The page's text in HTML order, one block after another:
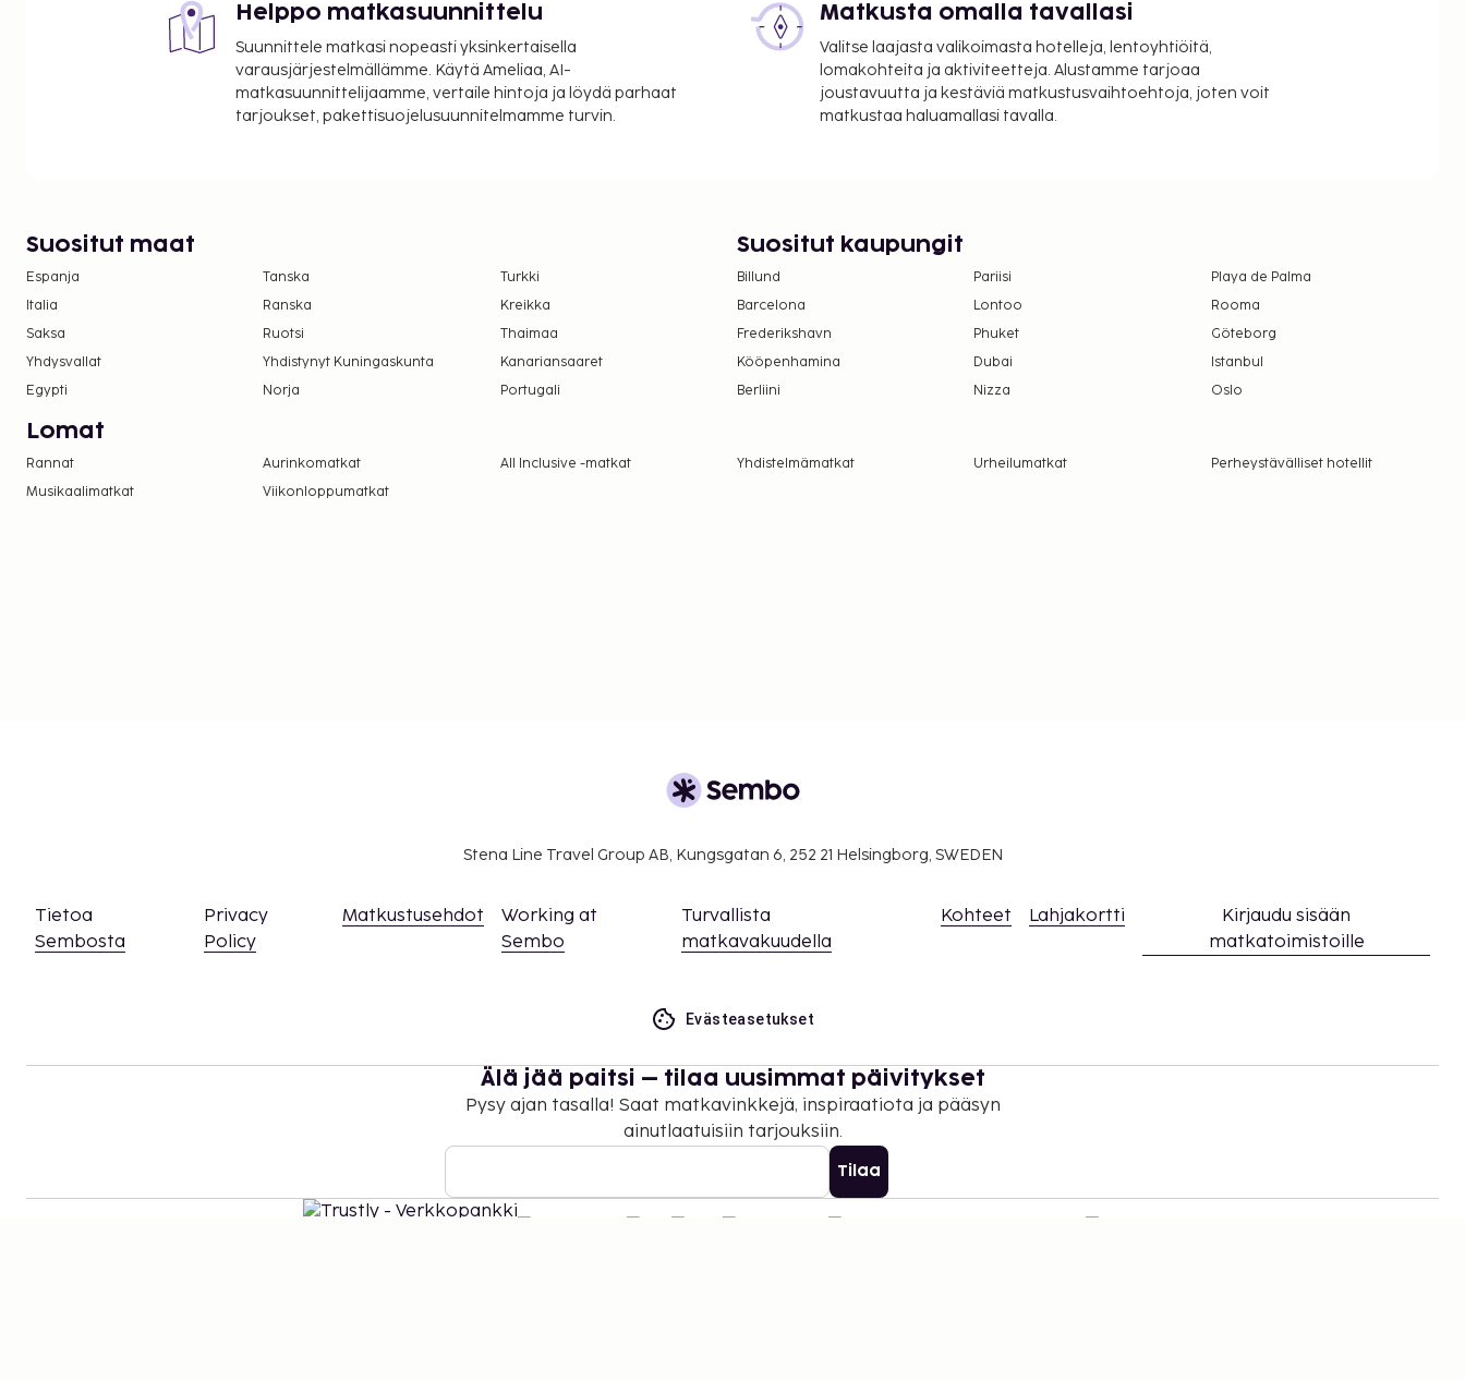
Helppo matkasuunnittelu
Suunnittele matkasi nopeasti yksinkertaisella
varausjärjestelmällämme. Käytä Ameliaa, AI-
matkasuunnittelijaamme, vertaile hintoja ja löydä parhaat
tarjoukset, pakettisuojelusuunnitelmamme turvin.
Matkusta omalla tavallasi
Valitse laajasta valikoimasta hotelleja, lentoyhtiöitä,
lomakohteita ja aktiviteetteja. Alustamme tarjoaa
joustavuutta ja kestäviä matkustusvaihtoehtoja, joten voit
matkustaa haluamallasi tavalla.
Suositut maat
Espanja Tanska
Turkki
Italia
Ranska
Kreikka
Saksa
Ruotsi
Thaimaa
Yhdysvallat
Yhdistynyt Kuningaskunta
Kanariansaaret
Egypti
Norja Portugali
Suositut kaupungit
Billund Pariisi
Playa de Palma
Barcelona
Lontoo
Rooma
Frederikshavn
Phuket
Göteborg
Kööpenhamina
Dubai
Istanbul
Berliini
Nizza Oslo
Lomat
Rannat Aurinkomatkat All Inclusive -matkat Yhdistelmämatkat Urheilumatkat
Perheystävälliset hotellit
Musikaalimatkat
Viikonloppumatkat
Stena Line Travel Group AB, Kungsgatan 6, 252 21 Helsingborg, SWEDEN
Tietoa
Sembosta
Privacy
Policy
Matkustusehdot
Working at
Sembo
Turvallista
matkavakuudella
Kohteet Lahjakortti
Kirjaudu sisään
matkatoimistoille
Evästeasetukset
Älä jää paitsi – tilaa uusimmat päivitykset
Pysy ajan tasalla! Saat matkavinkkejä, inspiraatiota ja pääsyn
ainutlaatuisiin tarjouksiin.
Tilaa